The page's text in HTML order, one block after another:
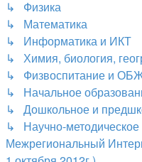
↳ Физика
↳ Математика
↳ Информатика и ИКТ
↳ Химия, биология,
↳ Физвоспитание и
↳ Начальное
↳ Дошкольное и
↳ Научно-
Межрегиональный